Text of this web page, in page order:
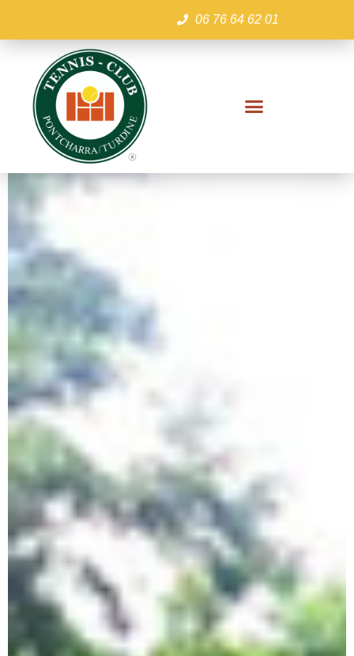
06 76 64 62 01